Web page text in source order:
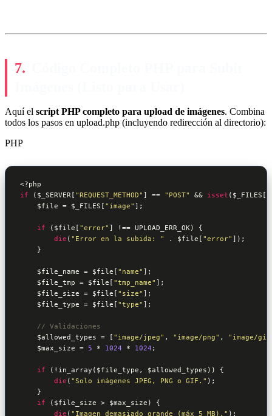
Aquí el script PHP completo para upload de imágenes. Combina
todos los pasos en upload.php (incluyendo redirección al directorio):
PHP
<?php
if ( $_SERVER [ "REQUEST_METHOD" ] == "POST" && isset ( $_FILES [
$file = $_FILES [ "image" ];
if ( $file [ "error" ] !== UPLOAD_ERR_OK) {
die ( "Error en la subida: " . $file [ "error" ]);
    }
$file_name = $file [ "name" ];
$file_tmp = $file [ "tmp_name" ];
$file_size = $file [ "size" ];
$file_type = $file [ "type" ];
// Validaciones
$allowed_types = [ "image/jpeg" , "image/png" , "image/
$max_size = 5 * 1024 * 1024 ;
if (!in_array( $file_type , $allowed_types )) {
die ( "Solo imágenes JPEG, PNG o GIF." );
    }
if ( $file_size > $max_size ) {
die ( "Imagen demasiado grande (máx 5 MB)." );